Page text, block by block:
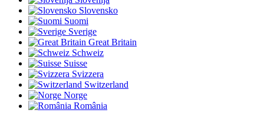
Slovensko
Suomi
Sverige
Great Britain
Schweiz
Suisse
Svizzera
Switzerland
Norge
România